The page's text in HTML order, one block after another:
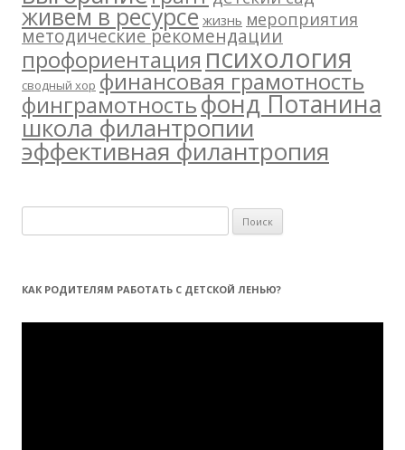
живем в ресурсе жизнь мероприятия
методические рекомендации
профориентация психология
сводный хор финансовая грамотность
финграмотностьфонд Потанина
школа филантропии
эффективная филантропия
а
т
:
КАК РОДИТЕЛЯМ РАБОТАТЬ С ДЕТСКОЙ ЛЕНЬЮ?
Видеоплеер